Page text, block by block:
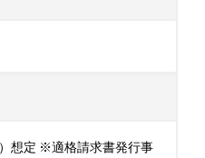
想定 ※適格請求書発行事